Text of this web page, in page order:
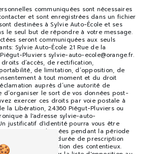
communiquées sont nécessaires
et sont enregistrées dans un fichier
destinées à Sylvie Auto-École et ses
le seul but de répondre à votre message.
seront communiquées aux seuls
Sylvie Auto-École 21 Rue de la
Pluviers sylvie-auto-ecole@orange.fr.
d’accès, de rectification,
de limitation, d’opposition, de
à tout moment et du droit
auprès d’une autorité de
d’organiser le sort de vos données post-
exercer ces droits par voie postale à
la Libération, 24360 Piégut-Pluviers ou
à l'adresse sylvie-auto-
justificatif d'identité pourra vous être
vos données pendant la période
puis pendant la durée de prescription
et de gestion des contentieux.